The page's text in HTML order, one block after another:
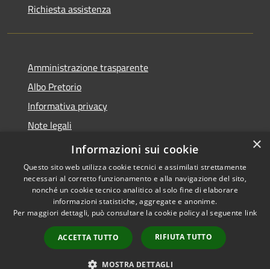
Richiesta assistenza
Amministrazione trasparente
Albo Pretorio
Informativa privacy
Note legali
Dichiarazione di accessibilità
Accessibilità
Copyright © 2026 • Comune di
Gragnano Trebbiense (PC) •
Powered byMunicipium
Accesso redazione
×
Informazioni sui cookie
Questo sito web utilizza cookie tecnici e assimilati strettamente
necessari al corretto funzionamento e alla navigazione del sito,
nonché un cookie tecnico analitico al solo fine di elaborare
informazioni statistiche, aggregate e anonime.
Per maggiori dettagli, può consultare la cookie policy al seguente link
ACCETTA TUTTO RIFIUTA TUTTO
MOSTRA DETTAGLI